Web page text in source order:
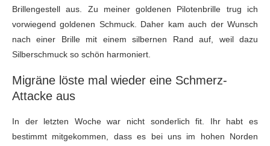
Brillengestell aus. Zu meiner goldenen Pilotenbrille trug ich
vorwiegend goldenen Schmuck. Daher kam auch der Wunsch
nach einer Brille mit einem silbernen Rand auf, weil dazu
Silberschmuck so schön harmoniert.
Migräne löste mal wieder eine Schmerz-
Attacke aus
In der letzten Woche war nicht sonderlich fit. Ihr habt es
bestimmt mitgekommen, dass es bei uns im hohen Norden